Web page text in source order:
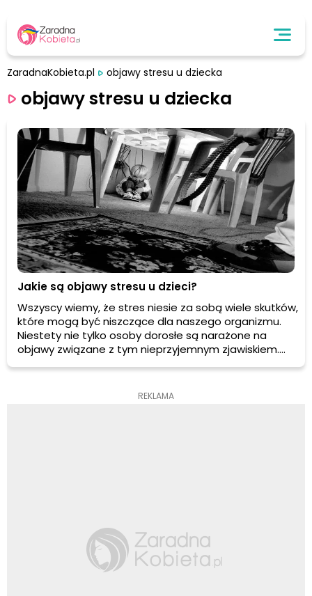
ZaradnaKobieta.pl objawy stresu u dziecka
objawy stresu u dziecka
Jakie są objawy stresu u dzieci?
Wszyscy wiemy, że stres niesie za sobą wiele skutków,
które mogą być niszczące dla naszego organizmu.
Niestety nie tylko osoby dorosłe są narażone na
objawy związane z tym nieprzyjemnym zjawiskiem.
Skutków stresu mogą doświadczać również dzieci.
REKLAMA